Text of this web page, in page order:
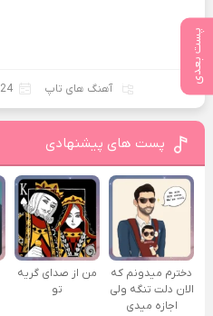
پست بعدی
آهنگ های تاپ 24 آوریل 2024
پست های پیشنهادی
دخترم میدونم که
الان دلت تنگه ولی
اجازه میدی
من از صدای گريه
تو